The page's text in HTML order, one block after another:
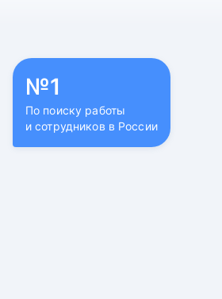
№1
По поиску работы
и сотрудников в России